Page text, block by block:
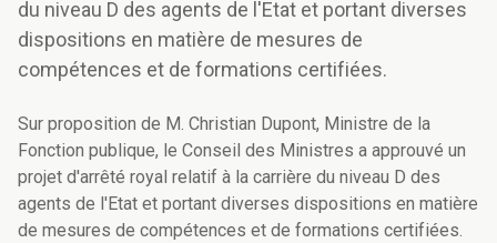
du niveau D des agents de l'Etat et portant diverses
dispositions en matière de mesures de
compétences et de formations certifiées.
Sur proposition de M. Christian Dupont, Ministre de la
Fonction publique, le Conseil des Ministres a approuvé un
projet d'arrêté royal relatif à la carrière du niveau D des
agents de l'Etat et portant diverses dispositions en matière
de mesures de compétences et de formations certifiées.